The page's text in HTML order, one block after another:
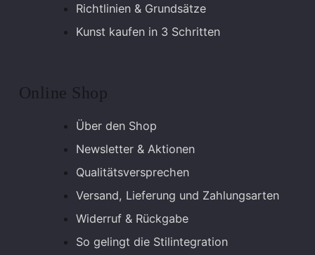
Richtlinien & Grundsätze
Kunst kaufen in 3 Schritten
Online Shop
Über den Shop
Newsletter & Aktionen
Qualitätsversprechen
Versand, Lieferung und Zahlungsarten
Widerruf & Rückgabe
So gelingt die Stilintegration